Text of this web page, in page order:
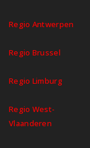
Regio Antwerpen
Regio Brussel
Regio Limburg
Regio West-
Vlaanderen